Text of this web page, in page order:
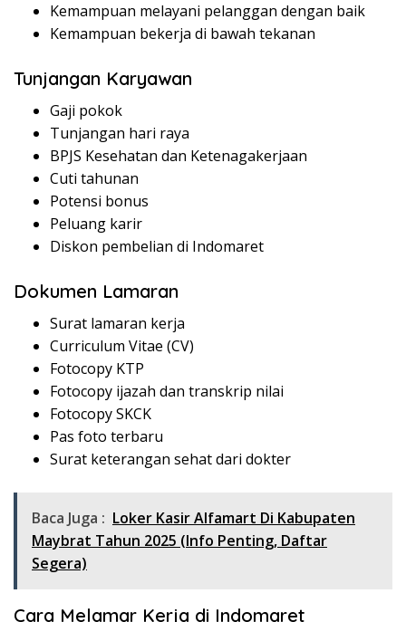
Kemampuan melayani pelanggan dengan baik
Kemampuan bekerja di bawah tekanan
Tunjangan Karyawan
Gaji pokok
Tunjangan hari raya
BPJS Kesehatan dan Ketenagakerjaan
Cuti tahunan
Potensi bonus
Peluang karir
Diskon pembelian di Indomaret
Dokumen Lamaran
Surat lamaran kerja
Curriculum Vitae (CV)
Fotocopy KTP
Fotocopy ijazah dan transkrip nilai
Fotocopy SKCK
Pas foto terbaru
Surat keterangan sehat dari dokter
Baca Juga : Loker Kasir Alfamart Di Kabupaten
Maybrat Tahun 2025 (Info Penting, Daftar
Segera)
Cara Melamar Kerja di Indomaret